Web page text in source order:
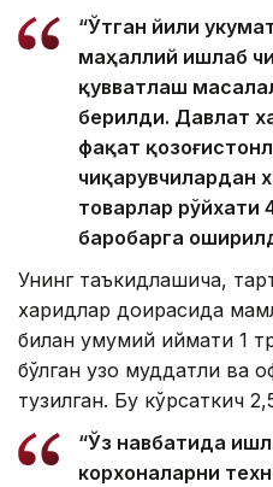
“Ўтган йили
маҳаллий ишлаб
қувватлаш
берилди. Давлат
фақат
чиқарувчилардан
товарлар рўйхати
баробарга
Унинг таъкидлашича,
харидлар доирасида
билан умумий қиймати 1
бўлган узоқ муддатли ва
тузилган. Бу кўрсаткич
“Ўз навбатида
корхоналарни